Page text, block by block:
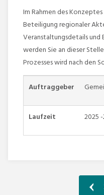
Im Rahmen des
Beteiligung regionaler
Veranstaltungsdetails
werden Sie an dieser
Prozesses wird nach den
Auftraggeber
Laufzeit 2025